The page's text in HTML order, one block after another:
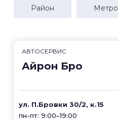
Район Метро
АВТОСЕРВИС
Айрон Бро
ул. П.Бровки 30/2, к.15
пн-пт: 9:00–19:00